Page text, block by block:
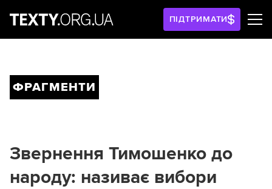
ПІДТРИМАТИ
ФРАГМЕНТИ
Звернення Тимошенко до
народу: називає вибори